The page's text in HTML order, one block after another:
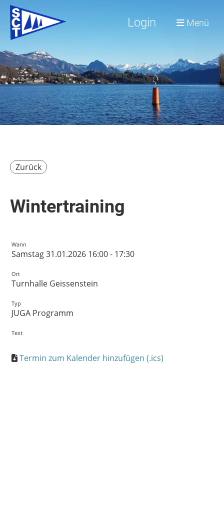
Login Menü
Zurück
Wintertraining
Wann
Samstag 31.01.2026 16:00 - 17:30
Ort
Turnhalle Geissenstein
Typ
JUGA Programm
Text
Termin zum Kalender hinzufügen (.ics)